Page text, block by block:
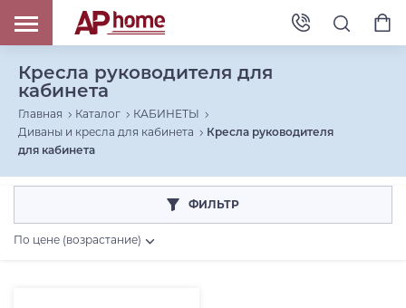
Кресла руководителя для
кабинета
Главная Каталог
КАБИНЕТЫ
Диваны и кресла для кабинета
Кресла руководителя
для кабинета
ФИЛЬТР
По цене (возрастание)